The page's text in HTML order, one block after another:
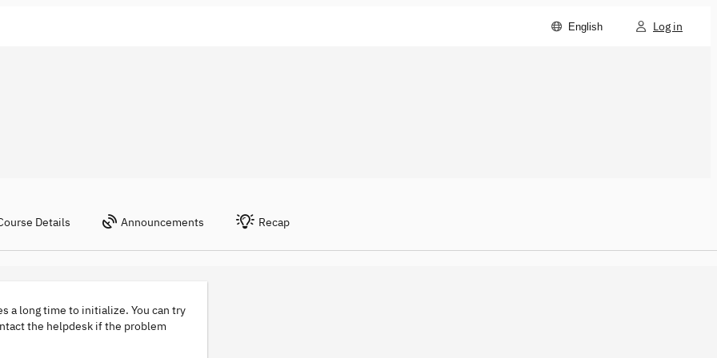
English Log in
Details Announcements Recap
a long time to initialize. You can try
the helpdesk if the problem